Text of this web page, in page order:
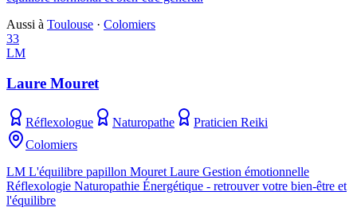
Aussi à Toulouse · Colomiers
33
LM
Laure Mouret
Réflexologue Naturopathe
Praticien Reiki
Colomiers
LM L'équilibre papillon Mouret Laure Gestion émotionnelle
Réflexologie Naturopathie Énergétique - retrouver votre bien-être et
l'équilibre